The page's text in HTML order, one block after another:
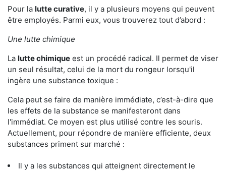
Pour la lutte curative, il y a plusieurs moyens qui peuvent
être employés. Parmi eux, vous trouverez tout d’abord :
Une lutte chimique
La lutte chimique est un procédé radical. Il permet de viser
un seul résultat, celui de la mort du rongeur lorsqu'il
ingère une substance toxique :
Cela peut se faire de manière immédiate, c’est-à-dire que
les effets de la substance se manifesteront dans
l'immédiat. Ce moyen est plus utilisé contre les souris.
Actuellement, pour répondre de manière efficiente, deux
substances priment sur marché :
Il y a les substances qui atteignent directement le